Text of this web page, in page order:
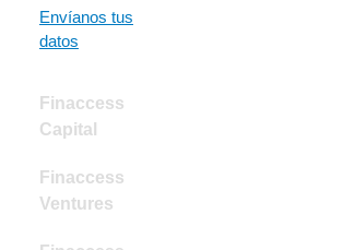
Envíanos tus
datos
Finaccess
Capital
Finaccess
Ventures